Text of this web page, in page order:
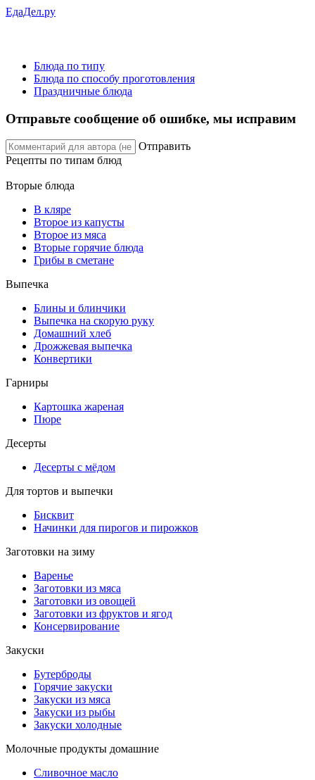
ЕдаДел.ру
Блюда по типу
Блюда по способу проготовления
Праздничные блюда
Отправьте сообщение об ошибке, мы исправим
Отправить
Рецепты по типам блюд
Вторые блюда
В кляре
Второе из капусты
Второе из мяса
Вторые горячие блюда
Грибы в сметане
Выпечка
Блины и блинчики
Выпечка на скорую руку
Домашний хлеб
Дрожжевая выпечка
Конвертики
Гарниры
Картошка жареная
Пюре
Десерты
Десерты с мёдом
Для тортов и выпечки
Бисквит
Начинки для пирогов и пирожков
Заготовки на зиму
Варенье
Заготовки из мяса
Заготовки из овощей
Заготовки из фруктов и ягод
Консервирование
Закуски
Бутерброды
Горячие закуски
Закуски из мяса
Закуски из рыбы
Закуски холодные
Молочные продукты домашние
Сливочное масло